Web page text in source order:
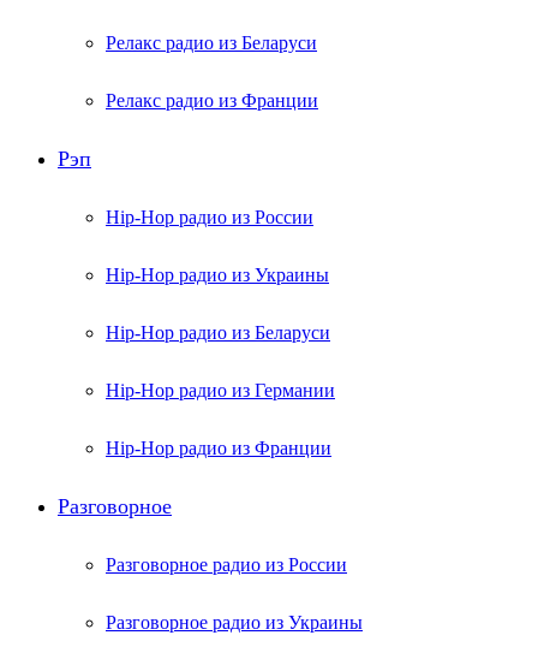
Релакс радио из Беларуси
Релакс радио из Франции
Рэп
Hip-Hop радио из России
Hip-Hop радио из Украины
Hip-Hop радио из Беларуси
Hip-Hop радио из Германии
Hip-Hop радио из Франции
Разговорное
Разговорное радио из России
Разговорное радио из Украины